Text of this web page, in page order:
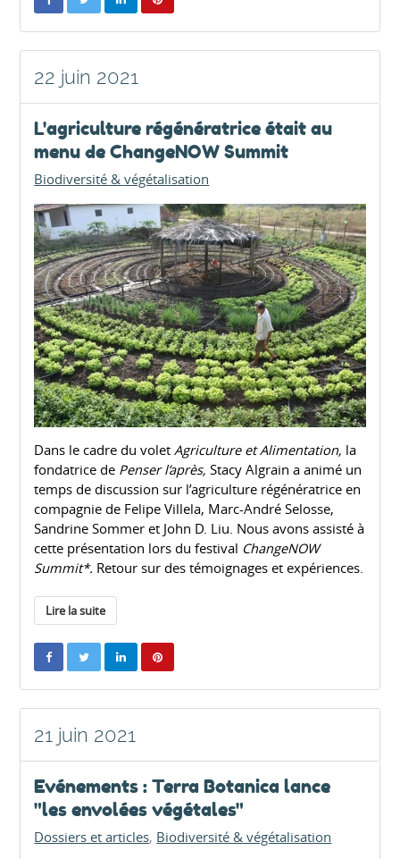
22 juin 2021
L'agriculture régénératrice était au
menu de ChangeNOW Summit
Biodiversité & végétalisation
Dans le cadre du voletAgriculture et Alimentation, la
fondatrice de Penser l’après, Stacy Algrain a animé un
temps de discussion sur l’agriculture régénératrice en
compagnie de Felipe Villela, Marc-André Selosse,
Sandrine Sommer et John D. Liu. Nous avons assisté à
cette présentation lors du festival ChangeNOW
Summit*. Retour sur des témoignages et expériences.
Lire la suite
21 juin 2021
Evénements : Terra Botanica lance
"les envolées végétales"
Dossiers et articles Biodiversité & végétalisation